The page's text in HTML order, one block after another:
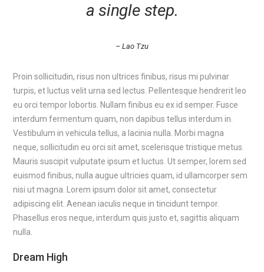
a single step.
– Lao Tzu
Proin sollicitudin, risus non ultrices finibus, risus mi pulvinar
turpis, et luctus velit urna sed lectus. Pellentesque hendrerit leo
eu orci tempor lobortis. Nullam finibus eu ex id semper. Fusce
interdum fermentum quam, non dapibus tellus interdum in.
Vestibulum in vehicula tellus, a lacinia nulla. Morbi magna
neque, sollicitudin eu orci sit amet, scelerisque tristique metus.
Mauris suscipit vulputate ipsum et luctus. Ut semper, lorem sed
euismod finibus, nulla augue ultricies quam, id ullamcorper sem
nisi ut magna. Lorem ipsum dolor sit amet, consectetur
adipiscing elit. Aenean iaculis neque in tincidunt tempor.
Phasellus eros neque, interdum quis justo et, sagittis aliquam
nulla.
Dream High